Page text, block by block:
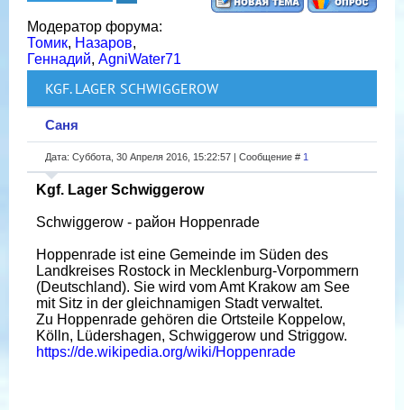
Модератор форума:
Томик, Назаров,
Геннадий, AgniWater71
KGF. LAGER SCHWIGGEROW
Саня
Дата: Суббота, 30 Апреля 2016, 15:22:57 | Сообщение # 1
Kgf. Lager Schwiggerow
Schwiggerow - район Hoppenrade
Hoppenrade ist eine Gemeinde im Süden des
Landkreises Rostock in Mecklenburg-Vorpommern
(Deutschland). Sie wird vom Amt Krakow am See
mit Sitz in der gleichnamigen Stadt verwaltet.
Zu Hoppenrade gehören die Ortsteile Koppelow,
Kölln, Lüdershagen, Schwiggerow und Striggow.
https://de.wikipedia.org/wiki/Hoppenrade